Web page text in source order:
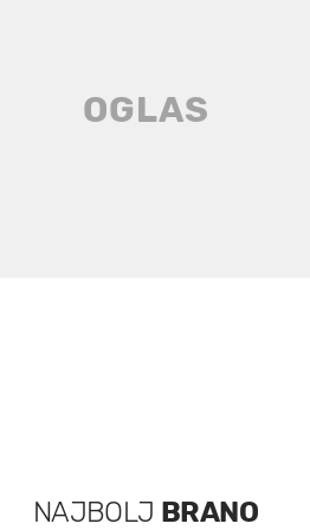
NAJBOLJ BRANO